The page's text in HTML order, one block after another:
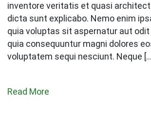
inventore veritatis et quasi
dicta sunt explicabo. Nemo enim
quia voluptas sit aspernatur aut
quia consequuntur magni dolores
voluptatem sequi nesciunt. Neque
Read More